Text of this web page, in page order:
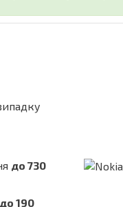
до 730
до 190